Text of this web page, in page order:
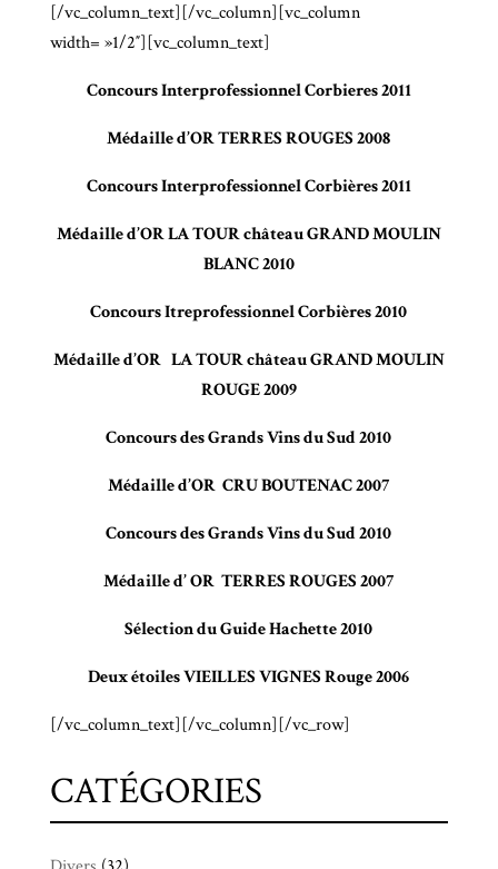
[/vc_column_text][/vc_column][vc_column
width= »1/2″][vc_column_text]
Concours Interprofessionnel Corbieres 2011
Médaille d’OR TERRES ROUGES 2008
Concours Interprofessionnel Corbières 2011
Médaille d’OR LA TOUR château GRAND MOULIN
BLANC 2010
Concours Itreprofessionnel Corbières 2010
Médaille d’OR LA TOUR château GRAND MOULIN
ROUGE 2009
Concours des Grands Vins du Sud 2010
Médaille d’OR CRU BOUTENAC 2007
Concours des Grands Vins du Sud 2010
Médaille d’ OR TERRES ROUGES 2007
Sélection du Guide Hachette 2010
Deux étoiles VIEILLES VIGNES Rouge 2006
[/vc_column_text][/vc_column][/vc_row]
CATÉGORIES